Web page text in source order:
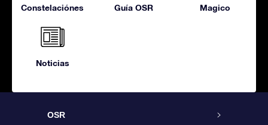
Constelaciónes Guía OSR Magico
Noticias
OSR